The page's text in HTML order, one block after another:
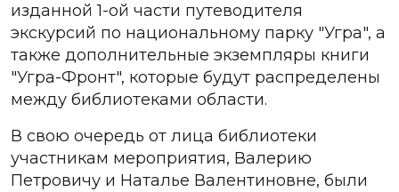
изданной 1-ой части путеводителя
экскурсий по национальному парку "Угра", а
также дополнительные экземпляры книги
"Угра-Фронт", которые будут распределены
между библиотеками области.
В свою очередь от лица библиотеки
участникам мероприятия, Валерию
Петровичу и Наталье Валентиновне, были